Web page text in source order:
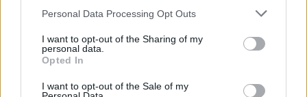
Please note that this website/app uses one or more Google
not limited to your visit or usage behaviour. You may click to
grant or deny consent to Google and its third-party tags to
use your data for below specified purposes in below Google
consent section.
Personal Data Processing Opt Outs
I want to opt-out of the Sharing of my
personal data.
Opted In
I want to opt-out of the Sale of my